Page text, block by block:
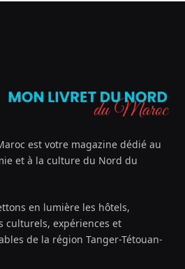
est votre magazine dédié au
et à la culture du Nord du
en lumière les hôtels,
culturels, expériences et
de la région Tanger-Tétouan-